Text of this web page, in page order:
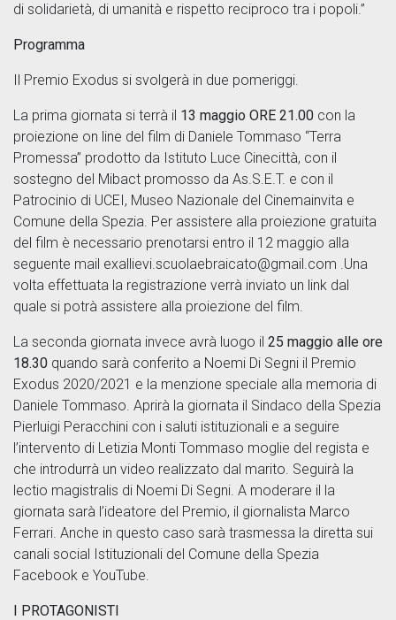
di solidarietà, di umanità e rispetto reciproco tra i popoli.”
Programma
Il Premio Exodus si svolgerà in due pomeriggi.
La prima giornata si terrà il 13 maggio ORE 21.00 con la
proiezione on line del film di Daniele Tommaso “Terra
Promessa” prodotto da Istituto Luce Cinecittà, con il
sostegno del Mibact promosso da As.S.E.T. e con il
Patrocinio di UCEI, Museo Nazionale del Cinemainvita e
Comune della Spezia. Per assistere alla proiezione gratuita
del film è necessario prenotarsi entro il 12 maggio alla
seguente mail exallievi.scuolaebraicato@gmail.com .Una
volta effettuata la registrazione verrà inviato un link dal
quale si potrà assistere alla proiezione del film.
La seconda giornata invece avrà luogo il 25 maggio alle ore
18.30 quando sarà conferito a Noemi Di Segni il Premio
Exodus 2020/2021 e la menzione speciale alla memoria di
Daniele Tommaso. Aprirà la giornata il Sindaco della Spezia
Pierluigi Peracchini con i saluti istituzionali e a seguire
l’intervento di Letizia Monti Tommaso moglie del regista e
che introdurrà un video realizzato dal marito. Seguirà la
lectio magistralis di Noemi Di Segni. A moderare il la
giornata sarà l’ideatore del Premio, il giornalista Marco
Ferrari. Anche in questo caso sarà trasmessa la diretta sui
canali social Istituzionali del Comune della Spezia
Facebook e YouTube.
I PROTAGONISTI